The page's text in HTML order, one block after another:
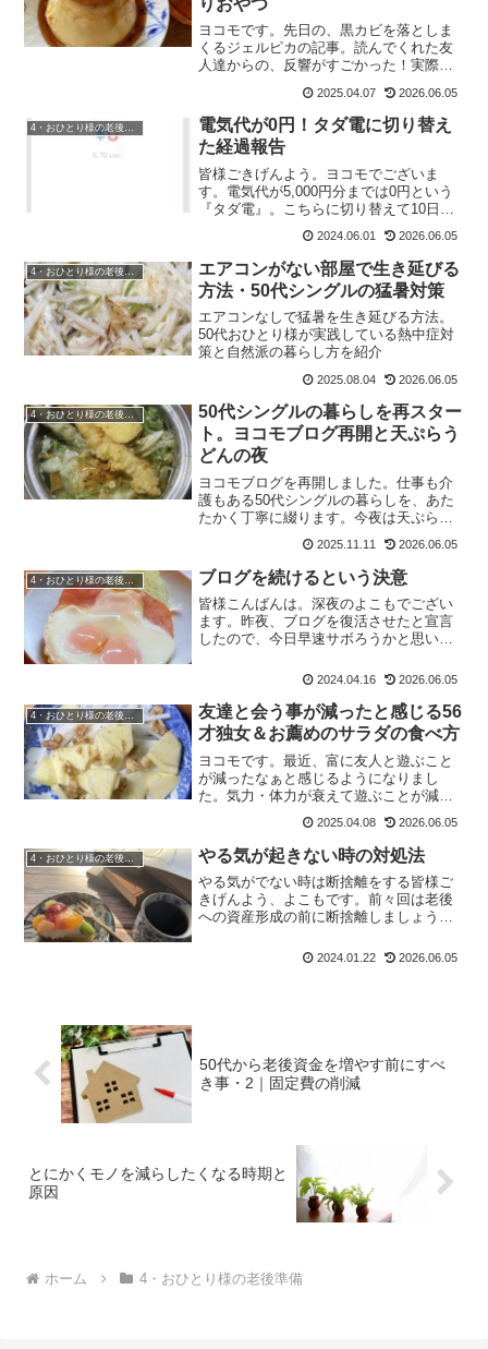
ヨコモです。先日の、黒カビを落としま
くるジェルピカの記事。読んでくれた友
人達からの、反響がすごかった！実際に
論より証拠。今のキレイな窓枠を見てい
たので、私も買う！と言っていました。
頑固な黒カビには2回攻撃...
2025.04.07 2026.06.05
4・おひとり様の老後準備
電気代が0円！タダ電に切り替え
た経過報告
皆様ごきげんよう。ヨコモでございま
す。電気代が5,000円分までは0円という
『タダ電』。こちらに切り替えて10日が
ちら↓無事、移行が完了し10日が経過した
ので、途中経過報告です。同じ家電なの
に消費電力が3...
2024.06.01 2026.06.05
4・おひとり様の老後準備
エアコンがない部屋で生き延びる
方法・50代シングルの猛暑対策
エアコンなしで猛暑を生き延びる方法。
50代おひとり様が実践している熱中症対
策と自然派の暮らし方を紹介
2025.08.04 2026.06.05
4・おひとり様の老後準備
50代シングルの暮らしを再スター
ト。ヨコモブログ再開と天ぷらう
どんの夜
ヨコモブログを再開しました。仕事も介
護もある50代シングルの暮らしを、あた
たかく丁寧に綴ります。今夜は天ぷらう
2025.11.11 2026.06.05
ブログを続けるという決意
皆様こんばんは。深夜のよこもでござい
ます。昨夜、ブログを復活させたと宣言
したので、今日早速サボろうかと思いま
ます。継続は力なり。そう思って続けて
る夜今日、仕事から帰って...
2024.04.16 2026.06.05
友達と会う事が減ったと感じる56
才独女＆お薦めのサラダの食べ方
ヨコモです。最近、富に友人と遊ぶこと
が減ったなぁと感じるようになりまし
た。気力・体力が衰えて遊ぶことが減っ
体力が衰えてくるもの。特に更年期障害
の時期は体調が崩れ気味なので、ヨコモ
もアクティブになれませんで...
2025.04.08 2026.06.05
4・おひとり様の老後準備 やる気が起きない時の対処法
やる気がでない時は断捨離をする皆様ご
きげんよう、よこもです。前々回は老後
への資産形成の前に断捨離しましょう！
た。断捨離すると、何より気持ちがスッ
2024.01.22 2026.06.05
50代から老後資金を増やす前にすべ
き事・2｜固定費の削減
とにかくモノを減らしたくなる時期と
原因
ホーム 4・おひとり様の老後準備